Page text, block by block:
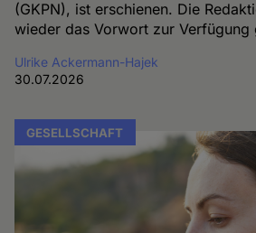
(GKPN), ist erschienen. Die
wieder das Vorwort zur Verfügung
Ulrike Ackermann-Hajek
30.07.2026
GESELLSCHAFT